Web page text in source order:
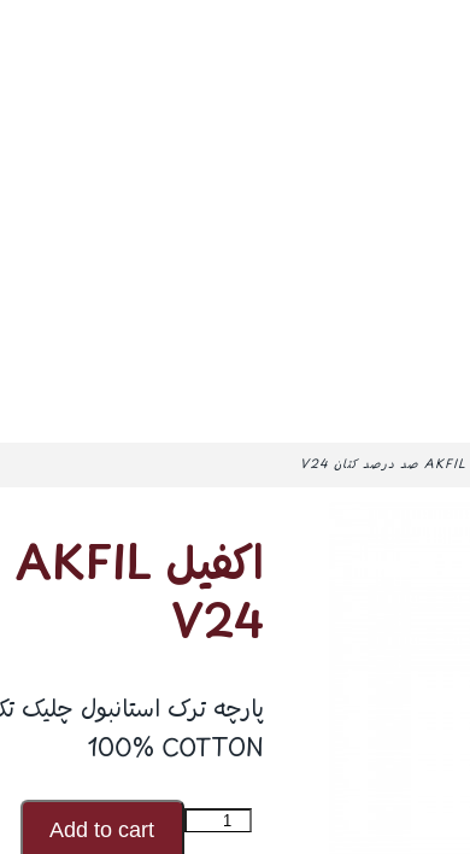
V24
100% COTTON
اکفیل
Add to cart